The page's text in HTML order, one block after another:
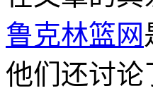
鲁克林篮网
他们还讨